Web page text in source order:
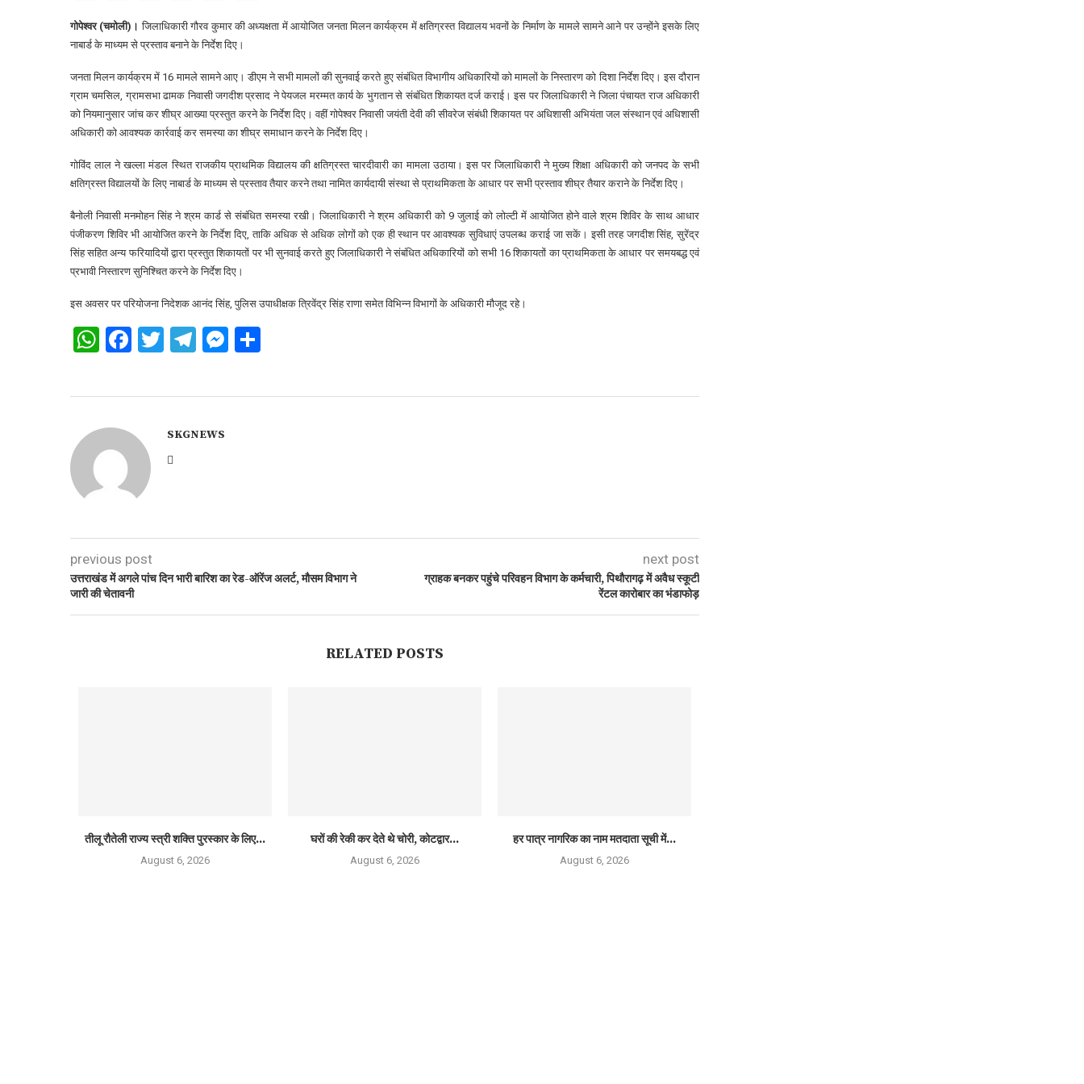
गोपेश्वर (चमोली)। जिलाधिकारी गौरव कुमार की अध्यक्षता में आयोजित जनता मिलन कार्यक्रम में क्षतिग्रस्त विद्यालय भवनों के निर्माण के मामले सामने आने पर उन्होंने इसके लिए
नाबार्ड के माध्यम से प्रस्ताव बनाने के निर्देश दिए।
जनता मिलन कार्यक्रम में 16 मामले सामने आए। डीएम ने सभी मामलों की सुनवाई करते हुए संबंधित विभागीय अधिकारियों को मामलों के निस्तारण को दिशा निर्देश दिए। इस दौरान
ग्राम चमसिल, ग्रामसभा ढामक निवासी जगदीश प्रसाद ने पेयजल मरम्मत कार्य के भुगतान से संबंधित शिकायत दर्ज कराई। इस पर जिलाधिकारी ने जिला पंचायत राज अधिकारी
को नियमानुसार जांच कर शीघ्र आख्या प्रस्तुत करने के निर्देश दिए। वहीं गोपेश्वर निवासी जयंती देवी की सीवरेज संबंधी शिकायत पर अधिशासी अभियंता जल संस्थान एवं अधिशासी
अधिकारी को आवश्यक कार्रवाई कर समस्या का शीघ्र समाधान करने के निर्देश दिए।
गोविंद लाल ने खल्ला मंडल स्थित राजकीय प्राथमिक विद्यालय की क्षतिग्रस्त चारदीवारी का मामला उठाया। इस पर जिलाधिकारी ने मुख्य शिक्षा अधिकारी को जनपद के सभी
क्षतिग्रस्त विद्यालयों के लिए नाबार्ड के माध्यम से प्रस्ताव तैयार करने तथा नामित कार्यदायी संस्था से प्राथमिकता के आधार पर सभी प्रस्ताव शीघ्र तैयार कराने के निर्देश दिए।
बैनोली निवासी मनमोहन सिंह ने श्रम कार्ड से संबंधित समस्या रखी। जिलाधिकारी ने श्रम अधिकारी को 9 जुलाई को लोल्टी में आयोजित होने वाले श्रम शिविर के साथ आधार
पंजीकरण शिविर भी आयोजित करने के निर्देश दिए, ताकि अधिक से अधिक लोगों को एक ही स्थान पर आवश्यक सुविधाएं उपलब्ध कराई जा सकें। इसी तरह जगदीश सिंह, सुरेंद्र
सिंह सहित अन्य फरियादियों द्वारा प्रस्तुत शिकायतों पर भी सुनवाई करते हुए जिलाधिकारी ने संबंधित अधिकारियों को सभी 16 शिकायतों का प्राथमिकता के आधार पर समयबद्ध एवं
प्रभावी निस्तारण सुनिश्चित करने के निर्देश दिए।
इस अवसर पर परियोजना निदेशक आनंद सिंह, पुलिस उपाधीक्षक त्रिवेंद्र सिंह राणा समेत विभिन्न विभागों के अधिकारी मौजूद रहे।
WhatsApp
Facebook
Twitter
Telegram
Messenger
SKGNEWS
previous post
उत्तराखंड में अगले पांच दिन भारी बारिश का रेड-ऑरेंज अलर्ट, मौसम विभाग ने
जारी की चेतावनी
next post
ग्राहक बनकर पहुंचे परिवहन विभाग के कर्मचारी, पिथौरागढ़ में अवैध स्कूटी
रेंटल कारोबार का भंडाफोड़
RELATED POSTS
तीलू रौतेली राज्य स्त्री शक्ति पुरस्कार के लिए...
August 6, 2026
घरों की रेकी कर देते थे चोरी, कोटद्वार...
August 6, 2026
हर पात्र नागरिक का नाम मतदाता सूची में...
August 6, 2026